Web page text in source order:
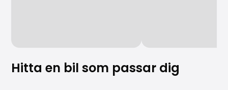
Hitta en bil som passar dig